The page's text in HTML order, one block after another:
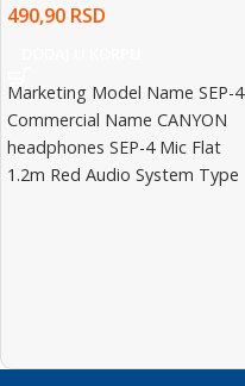
490,90 RSD
Marketing Model Name SEP-4
Commercial Name CANYON
headphones SEP-4 Mic Flat
1.2m Red Audio System Type